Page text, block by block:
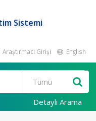
Sistemi
Araştırmacı Girişi English
Detaylı Arama